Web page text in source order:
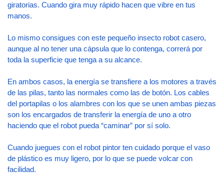
giratorias. Cuando gira muy rápido hacen que vibre en tus
manos.
Lo mismo consigues con este pequeño insecto robot casero,
aunque al no tener una cápsula que lo contenga, correrá por
toda la superficie que tenga a su alcance.
En ambos casos, la energía se transfiere a los motores a través
de las pilas, tanto las normales como las de botón. Los cables
del portapilas o los alambres con los que se unen ambas piezas
son los encargados de transferir la energía de uno a otro
haciendo que el robot pueda “caminar” por sí solo.
Cuando juegues con el robot pintor ten cuidado porque el vaso
de plástico es muy ligero, por lo que se puede volcar con
facilidad.